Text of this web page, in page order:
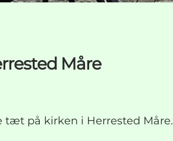
Måre
tæt på kirken i Herrested Måre.